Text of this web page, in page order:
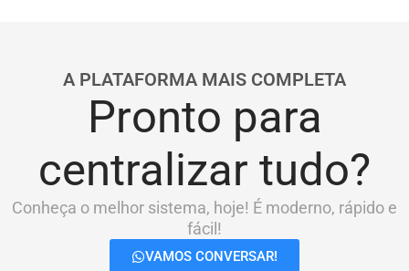
A PLATAFORMA MAIS COMPLETA
Pronto para
centralizar tudo?
Conheça o melhor sistema, hoje! É moderno, rápido e
fácil!
VAMOS CONVERSAR!